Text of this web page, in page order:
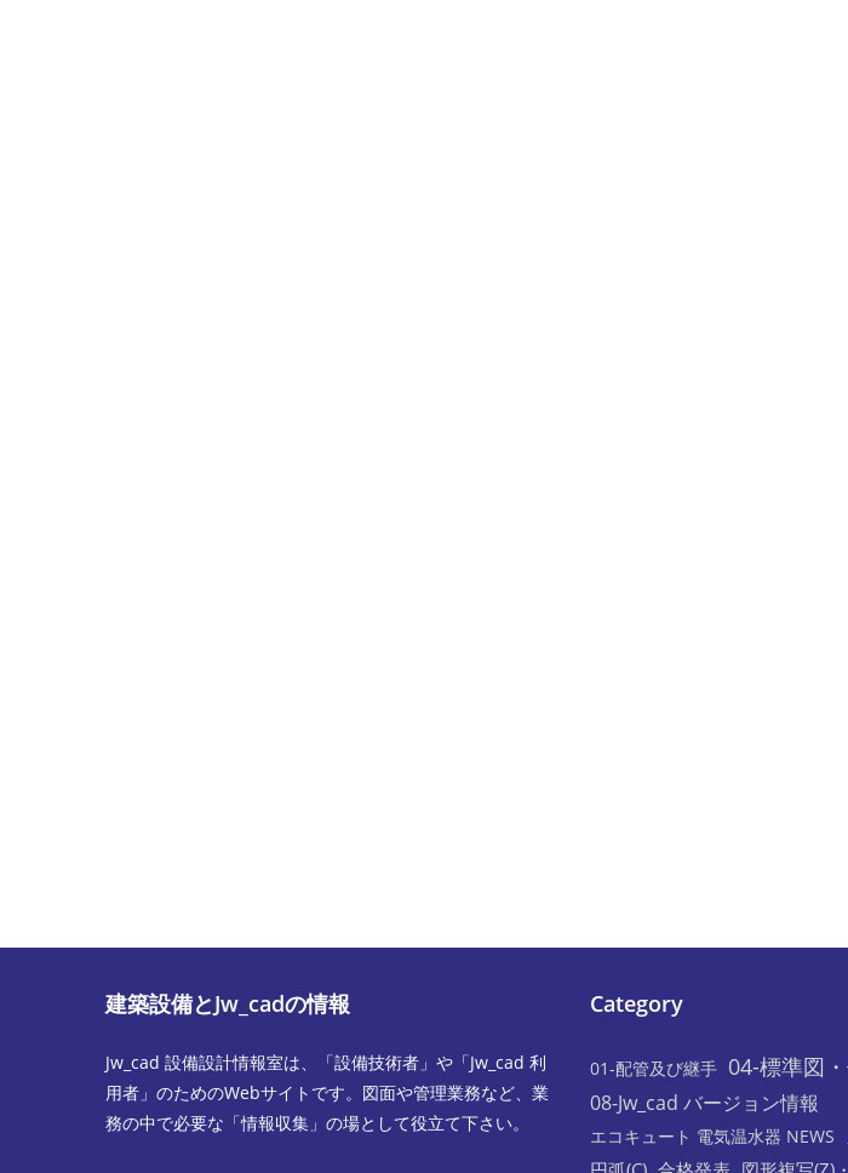
建築設備とJw_cadの情報
Jw_cad 設備設計情報室は、「設備技術者」や「Jw_cad 利
用者」のためのWebサイトです。図面や管理業務など、業
務の中で必要な「情報収集」の場として役立て下さい。
Category
01-配管及び継手 04-標準図
08-Jw_cad バージョン情報
エコキュート 電気温水器 NEWS